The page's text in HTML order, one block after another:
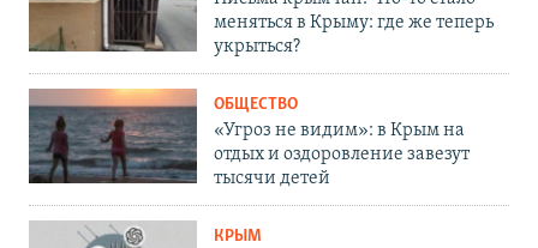
меняться в Крыму: где же теперь
укрыться?
ОБЩЕСТВО
«Угроз не видим»: в Крым на
отдых и оздоровление завезут
тысячи детей
КРЫМ